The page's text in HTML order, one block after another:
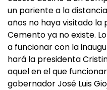
un pariente a la
años no haya visitado la
Cemento ya no existe.
a funcionar con la
hará la presidenta
aquel en el que
gobernador José Luis